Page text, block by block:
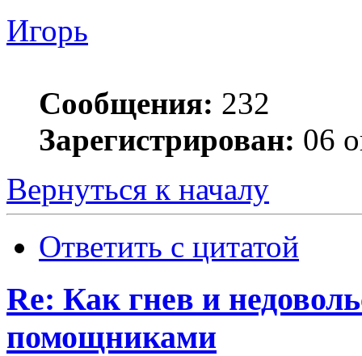
Игорь
Сообщения: 232
Зарегистрирован: 06
Вернуться к началу
Ответить с цитатой
Re: Как гнев и
помощниками